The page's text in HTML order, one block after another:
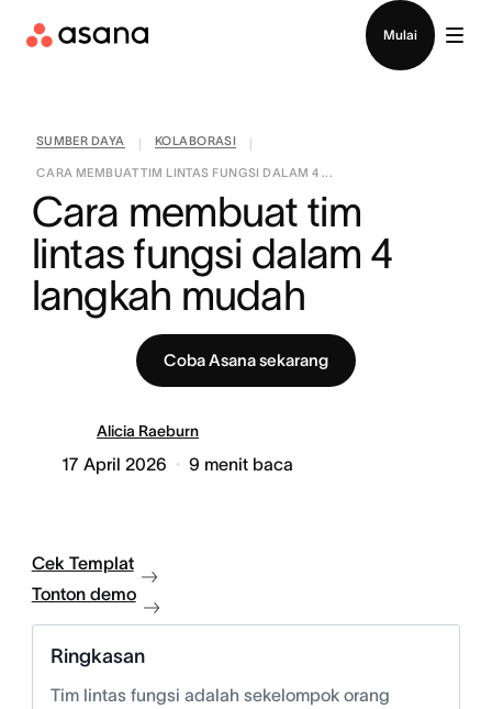
Mulai
SUMBER DAYA KOLABORASI
CARA MEMBUAT TIM LINTAS FUNGSI DALAM 4 ...
Cara membuat tim
lintas fungsi dalam 4
langkah mudah
Coba Asana sekarang
Alicia Raeburn
17 April 2026 9 menit baca
Cek Templat
Tonton demo
Ringkasan
Tim lintas fungsi adalah sekelompok orang